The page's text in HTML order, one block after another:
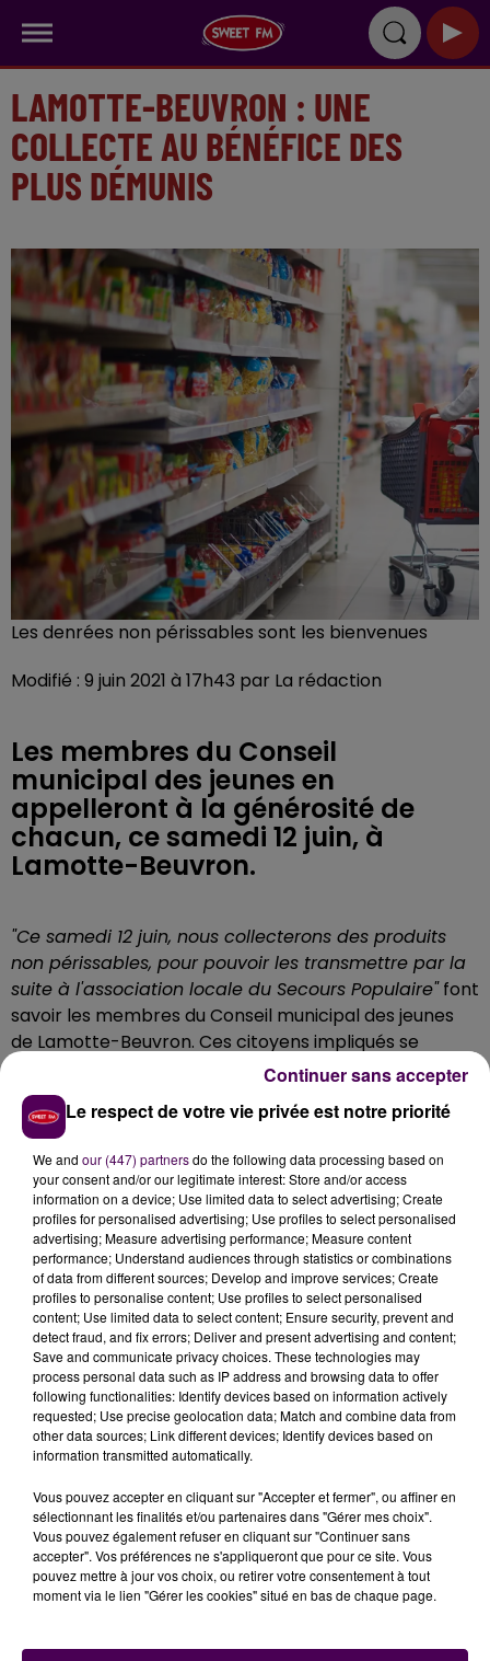
LAMOTTE-BEUVRON : UNE
COLLECTE AU BÉNÉFICE DES
PLUS DÉMUNIS
Les denrées non périssables sont les bienvenues
Modifié : 9 juin 2021 à 17h43 par La rédaction
Les membres du Conseil
municipal des jeunes en
appelleront à la générosité de
chacun, ce samedi 12 juin, à
Lamotte-Beuvron.
"Ce samedi 12 juin, nous collecterons des produits
non périssables, pour pouvoir les transmettre par la
suite à l'association locale du Secours Populaire"font
savoir les membres du Conseil municipal des jeunes
de Lamotte-Beuvron. Ces citoyens impliqués se
tiendront donc à disposition des clients les plus
généreux
Intermarché et Carrefour Marketde la ville afin d’y
récupérer tout ce qui pourra servir aux populations les
moins aisées du secteur : boîtes de conserve, farine,
riz et autres aliments à longue durée de vie, mais aussi
produits d’hygiène pour petits et grands.
À LA UNE
31 juillet 2026
Gagnez vos entrées à Terra Botanica !
Le respect de votre vie privée est notre priorité
We and our (447) partnersdo the following data processing based on
your consent and/or our legitimate interest: Store and/or access
information on a device; Use limited data to select advertising; Create
profiles for personalised advertising; Use profiles to select personalised
advertising; Measure advertising performance; Measure content
performance; Understand audiences through statistics or combinations
of data from different sources; Develop and improve services; Create
profiles to personalise content; Use profiles to select personalised
content; Use limited data to select content; Ensure security, prevent and
detect fraud, and fix errors; Deliver and present advertising and content;
Save and communicate privacy choices. These technologies may
process personal data such as IP address and browsing data to offer
following functionalities: Identify devices based on information actively
requested; Use precise geolocation data; Match and combine data from
other data sources; Link different devices; Identify devices based on
information transmitted automatically.
Vous pouvez accepter en cliquant sur "Accepter et fermer", ou affiner en
sélectionnant les finalités et/ou partenaires dans "Gérer mes choix".
Vous pouvez également refuser en cliquant sur "Continuer sans
accepter". Vos préférences ne s'appliqueront que pour ce site. Vous
pouvez mettre à jour vos choix, ou retirer votre consentement à tout
moment via le lien "Gérer les cookies" situé en bas de chaque page.
Continuer sans accepter